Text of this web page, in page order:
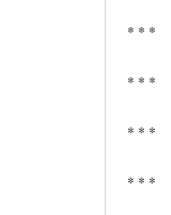
* * *
* * *
* * *
* * *